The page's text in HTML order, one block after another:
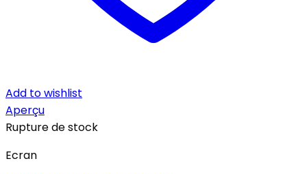
Add to wishlist
Aperçu
Rupture de stock
Ecran